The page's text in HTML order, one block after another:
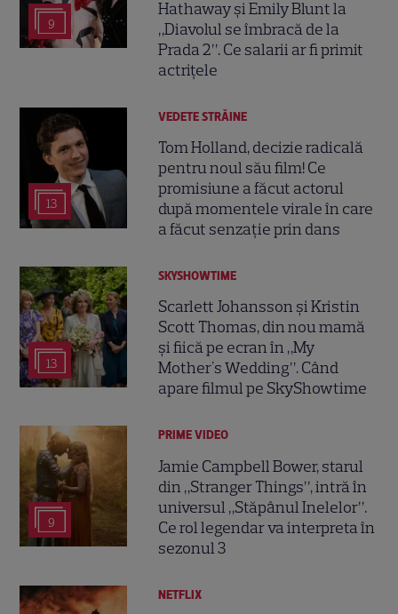
9
Hathaway și Emily Blunt la
„Diavolul se îmbracă de la
Prada 2”. Ce salarii ar fi primit
actrițele
13
VEDETE STRĂINE
Tom Holland, decizie radicală
pentru noul său film! Ce
promisiune a făcut actorul
după momentele virale în care
a făcut senzație prin dans
13
SKYSHOWTIME
Scarlett Johansson și Kristin
Scott Thomas, din nou mamă
și fiică pe ecran în „My
Mother's Wedding”. Când
apare filmul pe SkyShowtime
9
PRIME VIDEO
Jamie Campbell Bower, starul
din „Stranger Things”, intră în
universul „Stăpânul Inelelor”.
Ce rol legendar va interpreta în
sezonul 3
NETFLIX